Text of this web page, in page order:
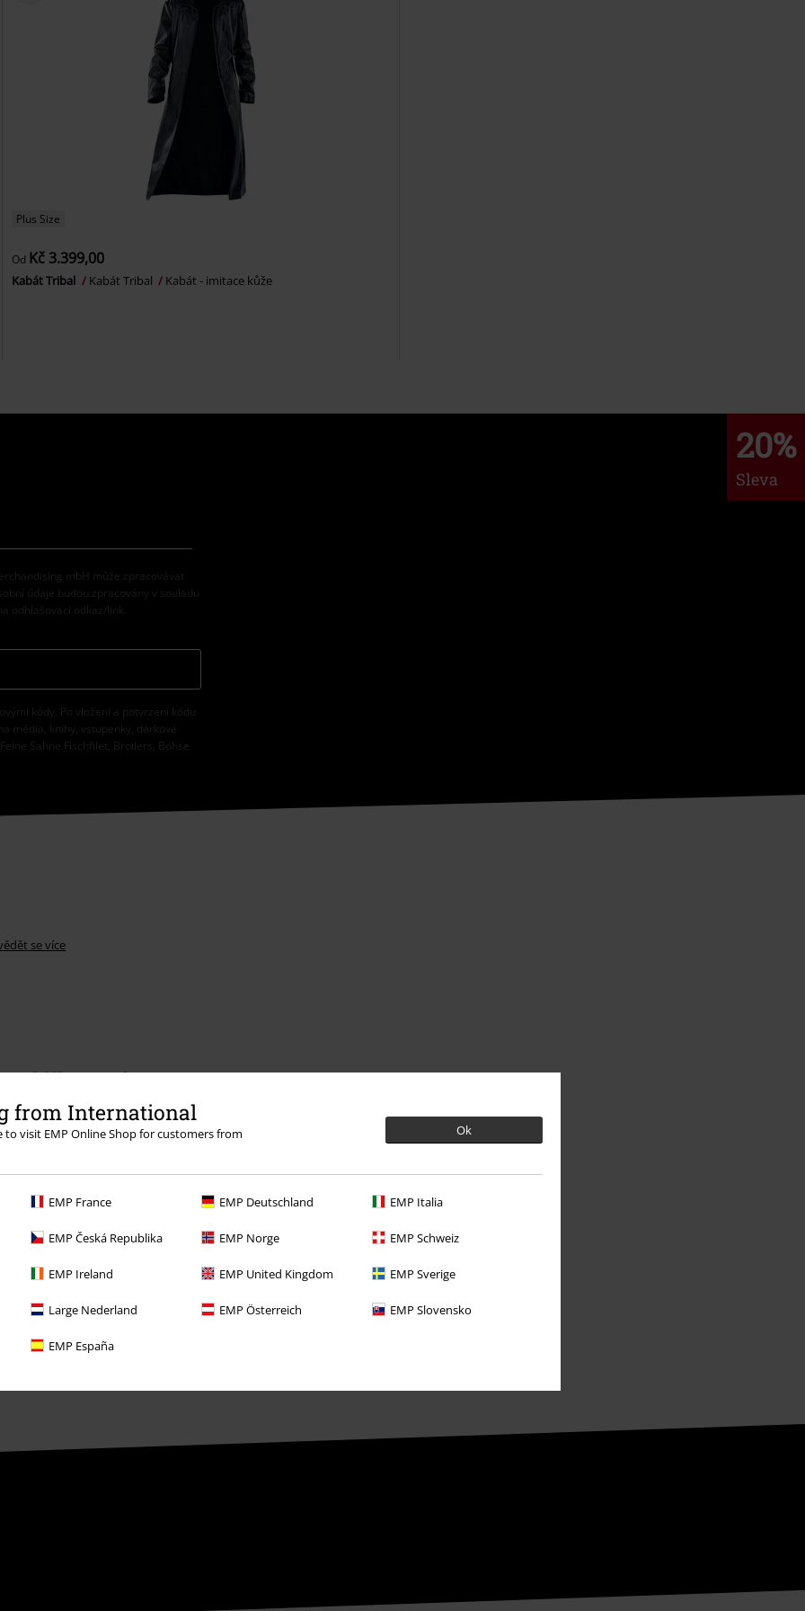
from International
to visit EMP Online Shop for customers from
Ok
EMP France EMP Deutschland EMP Italia
EMP Česká Republika EMP Norge EMP Schweiz
EMP Ireland EMP United Kingdom EMP Sverige
Large Nederland EMP Österreich EMP Slovensko
EMP España
Plus Size
Od Kč 3.399,00
Kabát Tribal Kabát Tribal Kabát - imitace kůže
20%
Sleva
mbH může zpracovávat
údaje budou zpracovány v souladu
odhlašovací odkaz/link.
kódy. Po vložení a potvrzení kódu
média, knihy, vstupenky, dárkové
Sahne Fischfilet, Broilers, Böhse
se více
Nabídky pro vás
Soutěž
O EMP
Udržitelnost